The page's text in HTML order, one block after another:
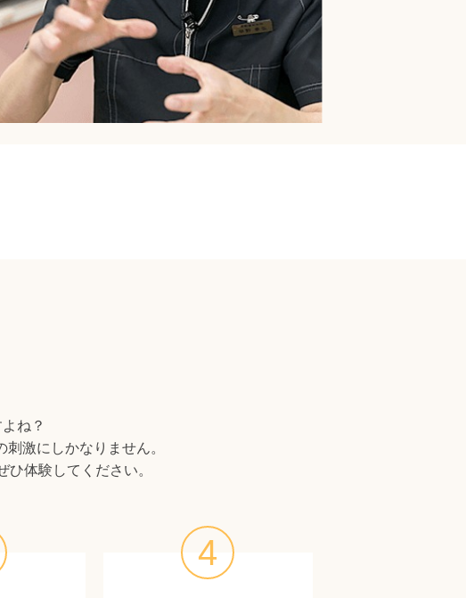
ね？
激にしかなりません。
体験してください。
4